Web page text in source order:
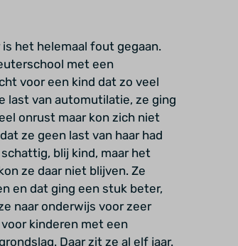
het helemaal fout gegaan.
met een
voor een kind dat zo veel
last van automutilatie, ze ging
onrust maar kon zich niet
ze geen last van haar had
blij kind, maar het
ze daar niet blijven. Ze
en dat ging een stuk beter,
naar onderwijs voor zeer
kinderen met een
Daar zit ze al elf jaar.